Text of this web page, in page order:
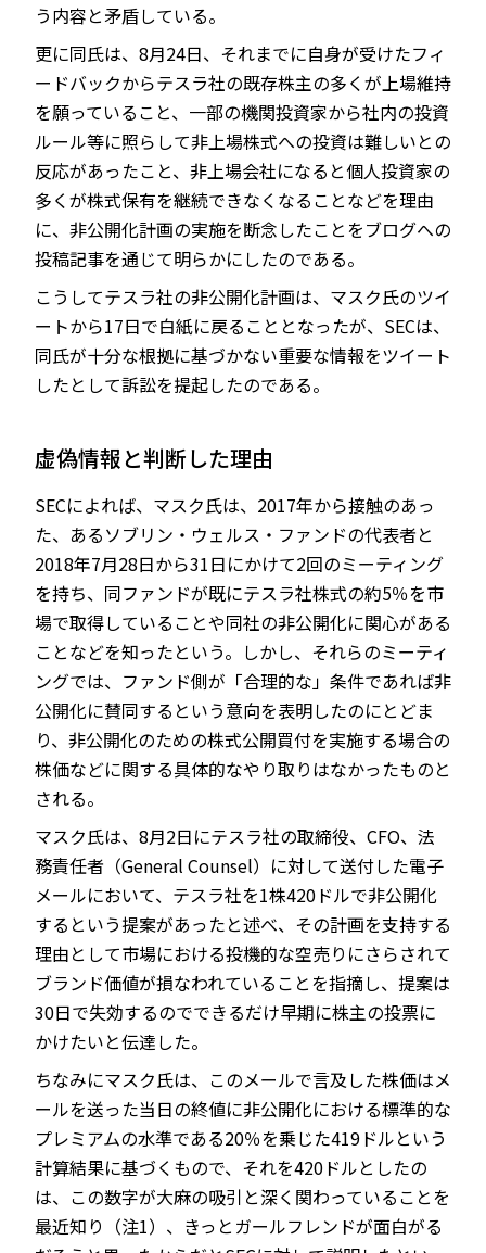
う内容と矛盾している。
更に同氏は、8月24日、それまでに自身が受けたフィ
ードバックからテスラ社の既存株主の多くが上場維持
を願っていること、一部の機関投資家から社内の投資
ルール等に照らして非上場株式への投資は難しいとの
反応があったこと、非上場会社になると個人投資家の
多くが株式保有を継続できなくなることなどを理由
に、非公開化計画の実施を断念したことをブログへの
投稿記事を通じて明らかにしたのである。
こうしてテスラ社の非公開化計画は、マスク氏のツイ
ートから17日で白紙に戻ることとなったが、SECは、
同氏が十分な根拠に基づかない重要な情報をツイート
したとして訴訟を提起したのである。
虚偽情報と判断した理由
SECによれば、マスク氏は、2017年から接触のあっ
た、あるソブリン・ウェルス・ファンドの代表者と
2018年7月28日から31日にかけて2回のミーティング
を持ち、同ファンドが既にテスラ社株式の約5％を市
場で取得していることや同社の非公開化に関心がある
ことなどを知ったという。しかし、それらのミーティ
ングでは、ファンド側が「合理的な」条件であれば非
公開化に賛同するという意向を表明したのにとどま
り、非公開化のための株式公開買付を実施する場合の
株価などに関する具体的なやり取りはなかったものと
される。
マスク氏は、8月2日にテスラ社の取締役、CFO、法
務責任者（General Counsel）に対して送付した電子
メールにおいて、テスラ社を1株420ドルで非公開化
するという提案があったと述べ、その計画を支持する
理由として市場における投機的な空売りにさらされて
ブランド価値が損なわれていることを指摘し、提案は
30日で失効するのでできるだけ早期に株主の投票に
かけたいと伝達した。
ちなみにマスク氏は、このメールで言及した株価はメ
ールを送った当日の終値に非公開化における標準的な
プレミアムの水準である20％を乗じた419ドルという
計算結果に基づくもので、それを420ドルとしたの
は、この数字が大麻の吸引と深く関わっていることを
最近知り（注1）、きっとガールフレンドが面白がる